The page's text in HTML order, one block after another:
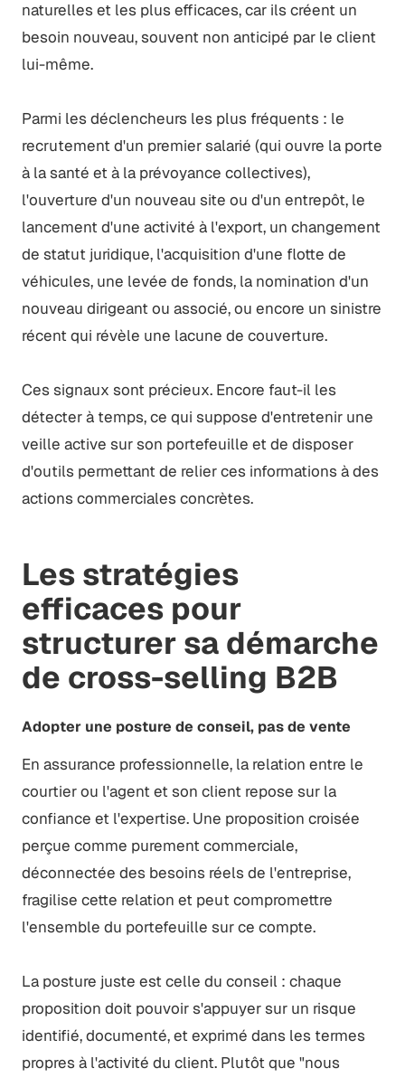
naturelles et les plus efficaces, car ils créent un
besoin nouveau, souvent non anticipé par le client
lui-même.
Parmi les déclencheurs les plus fréquents : le
recrutement d'un premier salarié (qui ouvre la porte
à la santé et à la prévoyance collectives),
l'ouverture d'un nouveau site ou d'un entrepôt, le
lancement d'une activité à l'export, un changement
de statut juridique, l'acquisition d'une flotte de
véhicules, une levée de fonds, la nomination d'un
nouveau dirigeant ou associé, ou encore un sinistre
récent qui révèle une lacune de couverture.
Ces signaux sont précieux. Encore faut-il les
détecter à temps, ce qui suppose d'entretenir une
veille active sur son portefeuille et de disposer
d'outils permettant de relier ces informations à des
actions commerciales concrètes.
Les stratégies
efficaces pour
structurer sa démarche
de cross-selling B2B
Adopter une posture de conseil, pas de vente
En assurance professionnelle, la relation entre le
courtier ou l'agent et son client repose sur la
confiance et l'expertise. Une proposition croisée
perçue comme purement commerciale,
déconnectée des besoins réels de l'entreprise,
fragilise cette relation et peut compromettre
l'ensemble du portefeuille sur ce compte.
La posture juste est celle du conseil : chaque
proposition doit pouvoir s'appuyer sur un risque
identifié, documenté, et exprimé dans les termes
propres à l'activité du client. Plutôt que "nous